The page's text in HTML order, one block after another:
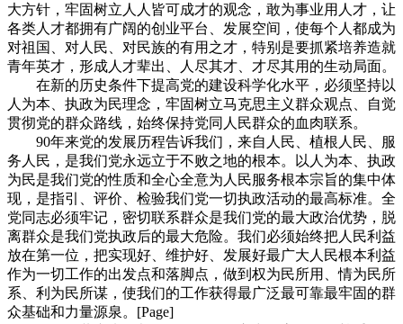
大方针，牢固树立人人皆可成才的观念，敢为事业用人才，让
各类人才都拥有广阔的创业平台、发展空间，使每个人都成为
对祖国、对人民、对民族的有用之才，特别是要抓紧培养造就
青年英才，形成人才辈出、人尽其才、才尽其用的生动局面。
在新的历史条件下提高党的建设科学化水平，必须坚持以
人为本、执政为民理念，牢固树立马克思主义群众观点、自觉
贯彻党的群众路线，始终保持党同人民群众的血肉联系。
90年来党的发展历程告诉我们，来自人民、植根人民、服
务人民，是我们党永远立于不败之地的根本。以人为本、执政
为民是我们党的性质和全心全意为人民服务根本宗旨的集中体
现，是指引、评价、检验我们党一切执政活动的最高标准。全
党同志必须牢记，密切联系群众是我们党的最大政治优势，脱
离群众是我们党执政后的最大危险。我们必须始终把人民利益
放在第一位，把实现好、维护好、发展好最广大人民根本利益
作为一切工作的出发点和落脚点，做到权为民所用、情为民所
系、利为民所谋，使我们的工作获得最广泛最可靠最牢固的群
众基础和力量源泉。[Page]